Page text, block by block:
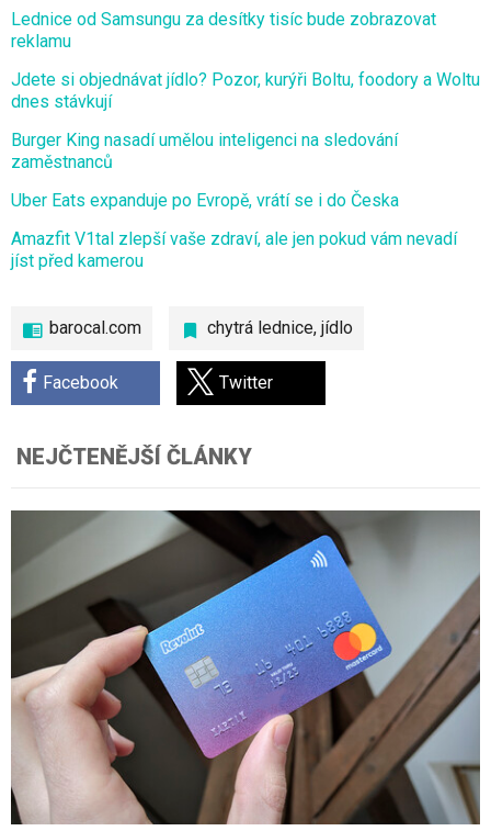
barocal.com chytrá lednice, jídlo
Facebook Twitter
Lednice od Samsungu za desítky tisíc bude zobrazovat
reklamu
Jdete si objednávat jídlo? Pozor, kurýři Boltu, foodory a Woltu
dnes stávkují
Burger King nasadí umělou inteligenci na sledování
zaměstnanců
Uber Eats expanduje po Evropě, vrátí se i do Česka
Amazfit V1tal zlepší vaše zdraví, ale jen pokud vám nevadí
jíst před kamerou
NEJČTENĚJŠÍ ČLÁNKY